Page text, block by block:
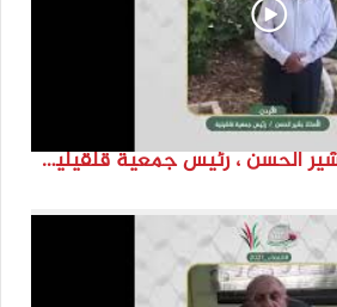
انتماء2021: الاستاذ بشير الحسن ، رئيس جمعية قلقيلية، لاردن